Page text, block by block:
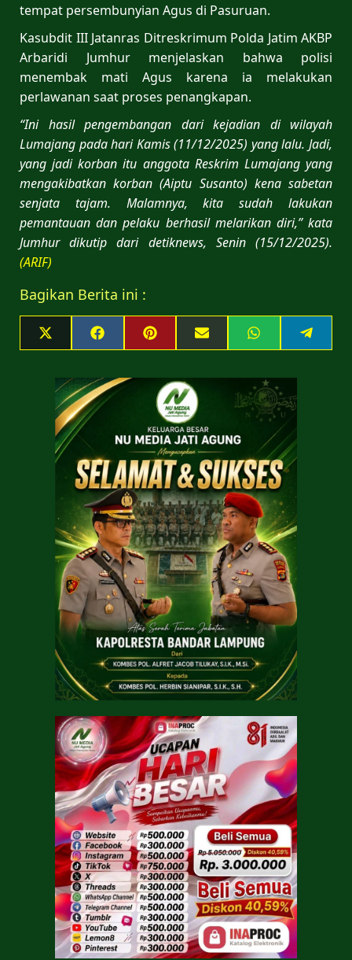
tempat persembunyian Agus di Pasuruan.
Kasubdit III Jatanras Ditreskrimum Polda Jatim AKBP
Arbaridi Jumhur menjelaskan bahwa polisi
menembak mati Agus karena ia melakukan
perlawanan saat proses penangkapan.
“Ini hasil pengembangan dari kejadian di wilayah
Lumajang pada hari Kamis (11/12/2025) yang lalu. Jadi,
yang jadi korban itu anggota Reskrim Lumajang yang
mengakibatkan korban (Aiptu Susanto) kena sabetan
senjata tajam. Malamnya, kita sudah lakukan
pemantauan dan pelaku berhasil melarikan diri,” kata
Jumhur dikutip dari detiknews, Senin (15/12/2025).
(ARIF)
Bagikan Berita ini :